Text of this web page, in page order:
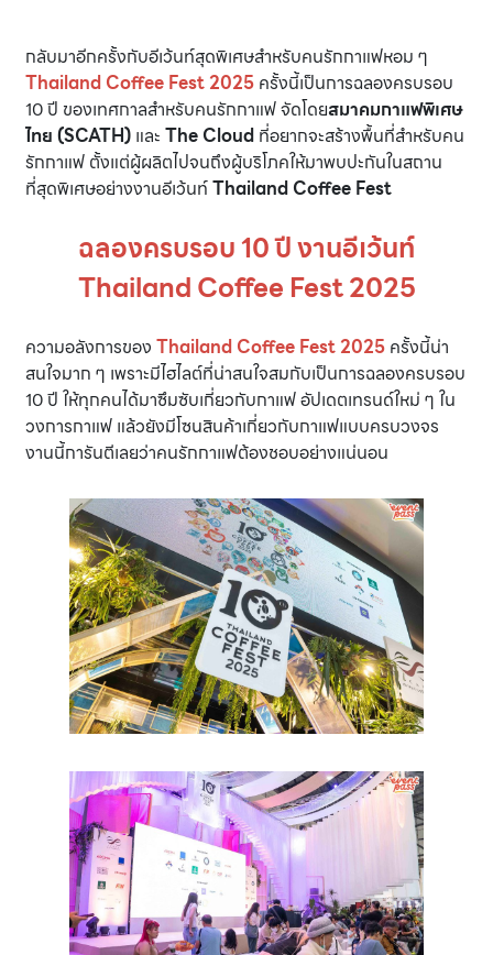
กลับมาอีกครั้งกับอีเว้นท์สุดพิเศษสำหรับคนรักกาแฟหอม ๆ
Thailand Coffee Fest 2025 ครั้งนี้เป็นการฉลองครบรอบ
10 ปี ของเทศกาลสำหรับคนรักกาแฟ จัดโดยสมาคมกาแฟพิเศษ
ไทย (SCATH) และ The Cloud ที่อยากจะสร้างพื้นที่สำหรับคน
รักกาแฟ ตั้งแต่ผู้ผลิตไปจนถึงผู้บริโภคให้มาพบปะกันในสถาน
ที่สุดพิเศษอย่างงานอีเว้นท์Thailand Coffee Fest
ฉลองครบรอบ 10 ปี งานอีเว้นท์
Thailand Coffee Fest 2025
ความอลังการของ Thailand Coffee Fest 2025 ครั้งนี้น่า
สนใจมาก ๆ เพราะมีไฮไลต์ที่น่าสนใจสมกับเป็นการฉลองครบรอบ
10 ปี ให้ทุกคนได้มาซึมซับเกี่ยวกับกาแฟ อัปเดตเทรนด์ใหม่ ๆ ใน
วงการกาแฟ แล้วยังมีโซนสินค้าเกี่ยวกับกาแฟแบบครบวงจร
งานนี้การันตีเลยว่าคนรักกาแฟต้องชอบอย่างแน่นอน